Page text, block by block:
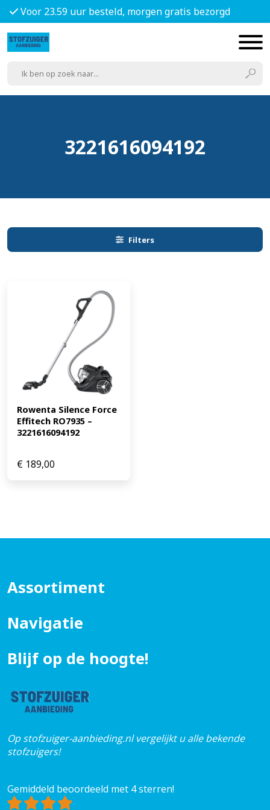
Voor 23.59 uur besteld, morgen gratis bezorgd
3221616094192
Filters
Rowenta Silence Force
Effitech RO7935 –
3221616094192
€ 189,00
Assortiment
Navigatie
Blijf op de hoogte!
Op stofzuiger-aanbieding.nl vergelijkt u alle bekende
stofzuigers!
Gemiddeld beoordeeld met 4 sterren!